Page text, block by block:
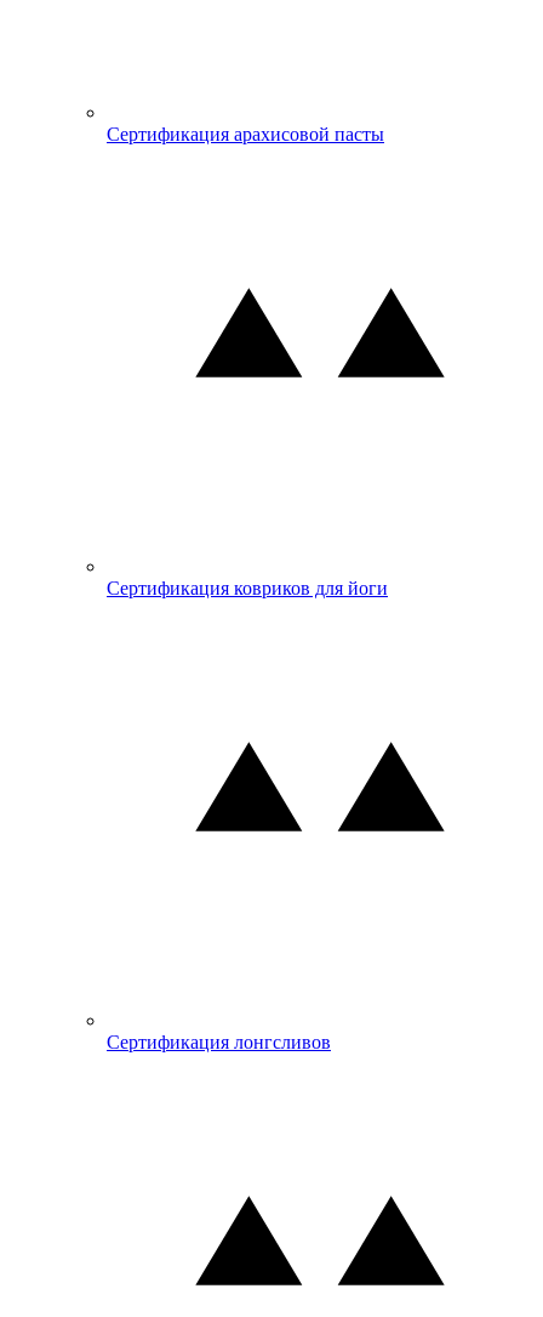
Сертификация арахисовой пасты
Сертификация ковриков для йоги
Сертификация лонгсливов